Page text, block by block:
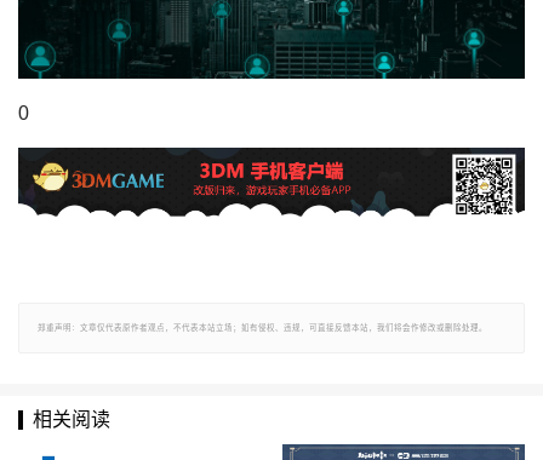
0
郑重声明：文章仅代表原作者观点，不代表本站立场；如有侵权、违规，可直接反馈本站，我们将会作修改或删除处理。
相关阅读